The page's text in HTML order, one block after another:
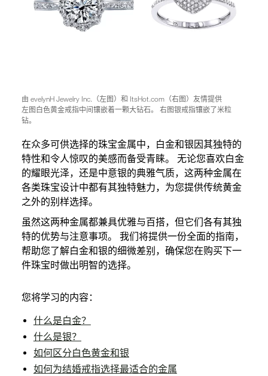
由 evelynH Jewelry Inc.（左图）和 ItsHot.com（右图）友情提供
左图白色黄金戒指中间镶嵌着一颗大钻石。 右图银戒指镶嵌了米粒
钻。
在众多可供选择的珠宝金属中，白金和银因其独特的
特性和令人惊叹的美感而备受青睐。 无论您喜欢白金
的耀眼光泽，还是中意银的典雅气质，这两种金属在
各类珠宝设计中都有其独特魅力，为您提供传统黄金
之外的别样选择。
虽然这两种金属都兼具优雅与百搭，但它们各有其独
特的优势与注意事项。 我们将提供一份全面的指南，
帮助您了解白金和银的细微差别，确保您在购买下一
件珠宝时做出明智的选择。
您将学习的内容：
什么是白金？
什么是银？
如何区分白色黄金和银
如何为结婚戒指选择最适合的金属